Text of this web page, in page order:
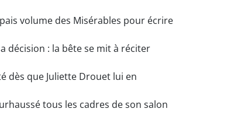
volume des Misérables pour écrire
décision : la bête se mit à réciter
dès que Juliette Drouet lui en
tous les cadres de son salon